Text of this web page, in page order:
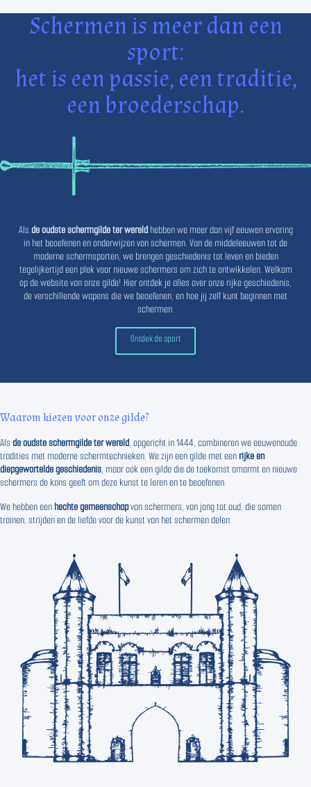
Schermen is meer dan een
sport:
het is een passie, een traditie,
een broederschap.
Als de oudste schermgilde ter wereldhebben we meer dan vijf eeuwen ervaring
in het beoefenen en onderwijzen van schermen. Van de middeleeuwen tot de
moderne schermsporten, we brengen geschiedenis tot leven en bieden
tegelijkertijd een plek voor nieuwe schermers om zich te ontwikkelen. Welkom
op de website van onze gilde! Hier ontdek je alles over onze rijke geschiedenis,
de verschillende wapens die we beoefenen, en hoe jij zelf kunt beginnen met
schermen.
Ontdek de sport
Waarom kiezen voor onze gilde?
Als de oudste schermgilde ter wereld, opgericht in 1444, combineren we eeuwenoude
tradities met moderne schermtechnieken. We zijn een gilde met een rijke en
diepgewortelde geschiedenis, maar ook een gilde die de toekomst omarmt en nieuwe
schermers de kans geeft om deze kunst te leren en te beoefenen.
We hebben een hechte gemeenschapvan schermers, van jong tot oud, die samen
trainen, strijden en de liefde voor de kunst van het schermen delen.